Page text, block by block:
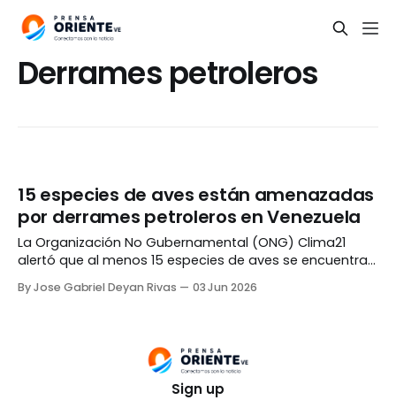
Derrames petroleros
15 especies de aves están amenazadas
por derrames petroleros en Venezuela
La Organización No Gubernamental (ONG) Clima21
alertó que al menos 15 especies de aves se encuentran
a raíz de los constantes derrames de petróleo.
By Jose Gabriel Deyan Rivas 03 Jun 2026
Sign up